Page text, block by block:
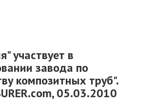
участвует в
завода по
композитных труб".
05.03.2010